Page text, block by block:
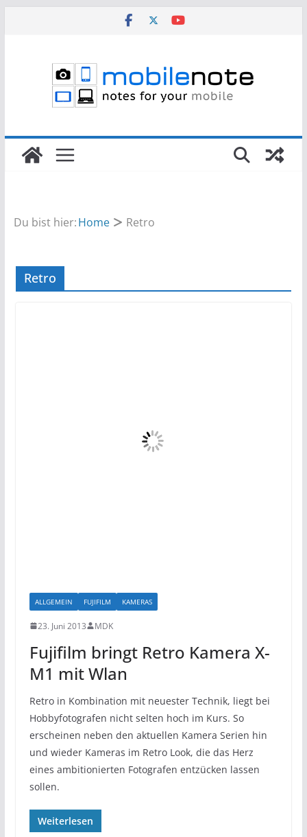
Du bist hier:Home Retro
Retro
ALLGEMEIN FUJIFILM KAMERAS
23. Juni 2013 MDK
Fujifilm bringt Retro Kamera X-
M1 mit Wlan
Retro in Kombination mit neuester Technik, liegt bei
Hobbyfotografen nicht selten hoch im Kurs. So
erscheinen neben den aktuellen Kamera Serien hin
und wieder Kameras im Retro Look, die das Herz
eines ambitionierten Fotografen entzücken lassen
sollen.
Weiterlesen